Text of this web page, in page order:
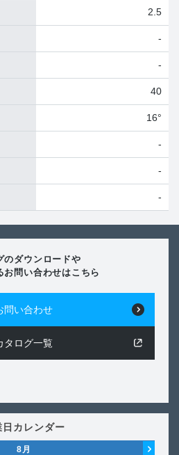
2.5
-
-
40
16°
-
-
-
のダウンロードや
お問い合わせはこちら
問い合わせ
タログ一覧
日カレンダー
8 月